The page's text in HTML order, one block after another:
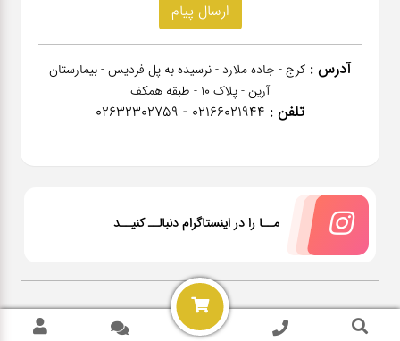
آدرس : کرج - جاده ملارد - نرسیده به پل فردیس - بیمارستان
آرین - پلاک 10 - طبقه همکف
تلفن : 02166021944 - 02632302759
مــا را در اینستاگرام دنبالــ کنیــد